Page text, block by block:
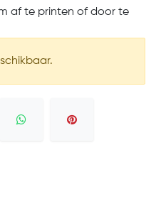
af te printen of door te